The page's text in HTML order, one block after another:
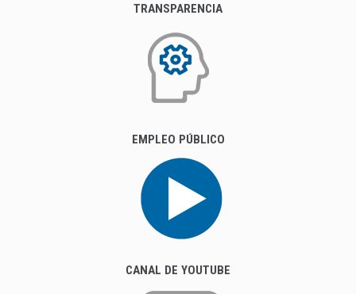
TRANSPARENCIA
EMPLEO PÚBLICO
CANAL DE YOUTUBE